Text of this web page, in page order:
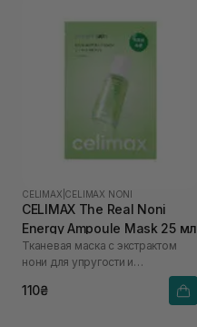
CELIMAX CELIMAX NONI
CELIMAX The Real Noni
Energy Ampoule Mask 25 мл
Тканевая маска с экстрактом
нони для упругости и
110₴